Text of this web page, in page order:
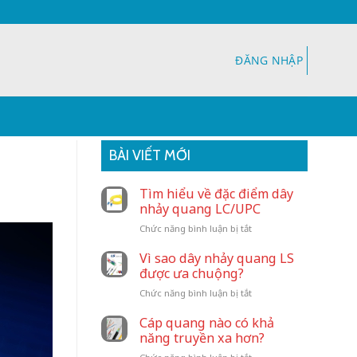
ĐĂNG NHẬP
BÀI VIẾT MỚI
Tìm hiểu về đặc điểm dây
nhảy quang LC/UPC
Chức năng bình luận bị tắtở
hiểu
điểm
nhảy
quang
Vì sao dây nhảy quang LS
được ưa chuộng?
Chức năng bình luận bị tắtở
sao
dây
nhảy
Cáp quang nào có khả
năng truyền xa hơn?